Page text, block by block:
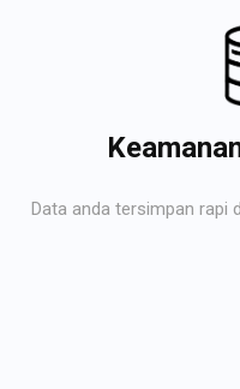
Data anda tersimpan rapi